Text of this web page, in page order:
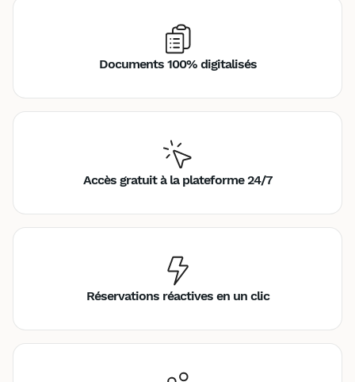
Documents 100% digitalisés
Accès gratuit à la plateforme 24/7
Réservations réactives en un clic